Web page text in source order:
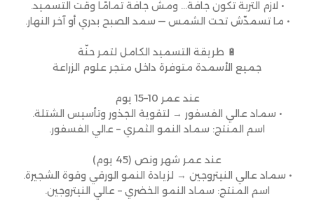
• لازم التربة تكون جافة… ومش جافة تمامًا وقت التسميد.
• ما تسمدّش تحت الشمس — سمد الصبح بدري أو آخر النهار.
🔋 طريقة التسميد الكامل لتمر حنّة
جميع الأسمدة متوفرة داخل متجر علوم الزراعة
عند عمر 10–15 يوم
• سماد عالي الفسفور → لتقوية الجذور وتأسيس الشتلة.
اسم المنتج: سماد النمو الثمري – عالي الفسفور.
عند عمر شهر ونص (45 يوم)
• سماد عالي النيتروجين → لزيادة النمو الورقي وقوة الشجيرة.
اسم المنتج: سماد النمو الخضري – عالي النيتروجين.